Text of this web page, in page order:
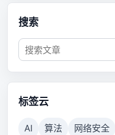
搜索
标签云
AI 算法 网络安全